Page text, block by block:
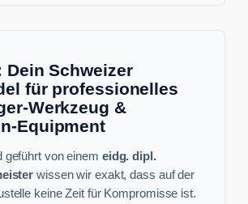
Dein Schweizer
für professionelles
Werkzeug &
Equipment
geführt von einem eidg. dipl.
wissen wir exakt, dass auf der
keine Zeit für Kompromisse ist.